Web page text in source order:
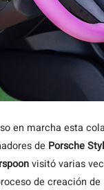
en marcha esta
de Porsche
visitó varias
de creación